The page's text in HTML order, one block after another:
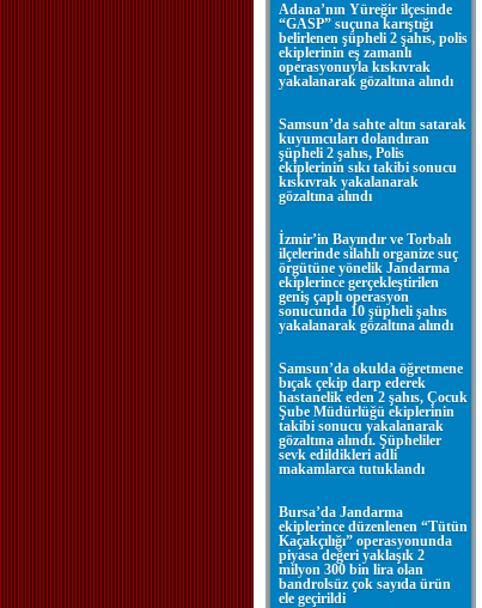
Adana’nın Yüreğir ilçesinde
“GASP” suçuna karıştığı
belirlenen şüpheli 2 şahıs, polis
ekiplerinin eş zamanlı
operasyonuyla kıskıvrak
yakalanarak gözaltına alındı
Samsun’da sahte altın satarak
kuyumcuları dolandıran
şüpheli 2 şahıs, Polis
ekiplerinin sıkı takibi sonucu
kıskıvrak yakalanarak
gözaltına alındı
İzmir’in Bayındır ve Torbalı
ilçelerinde silahlı organize suç
örgütüne yönelik Jandarma
ekiplerince gerçekleştirilen
geniş çaplı operasyon
sonucunda 10 şüpheli şahıs
yakalanarak gözaltına alındı
Samsun’da okulda öğretmene
bıçak çekip darp ederek
hastanelik eden 2 şahıs, Çocuk
Şube Müdürlüğü ekiplerinin
takibi sonucu yakalanarak
gözaltına alındı. Şüpheliler
sevk edildikleri adli
makamlarca tutuklandı
Bursa’da Jandarma
ekiplerince düzenlenen “Tütün
Kaçakçılığı” operasyonunda
piyasa değeri yaklaşık 2
milyon 300 bin lira olan
bandrolsüz çok sayıda ürün
ele geçirildi